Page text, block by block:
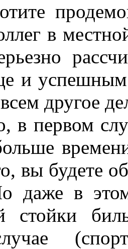
в
и
другое
в первом
вы будете
даже в
стойки